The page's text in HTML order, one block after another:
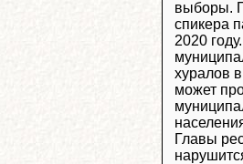
выборы.
спикера
2020
хуралов
может
Главы